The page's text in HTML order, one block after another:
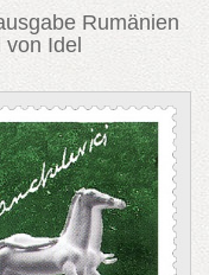
Rumänien
Idel